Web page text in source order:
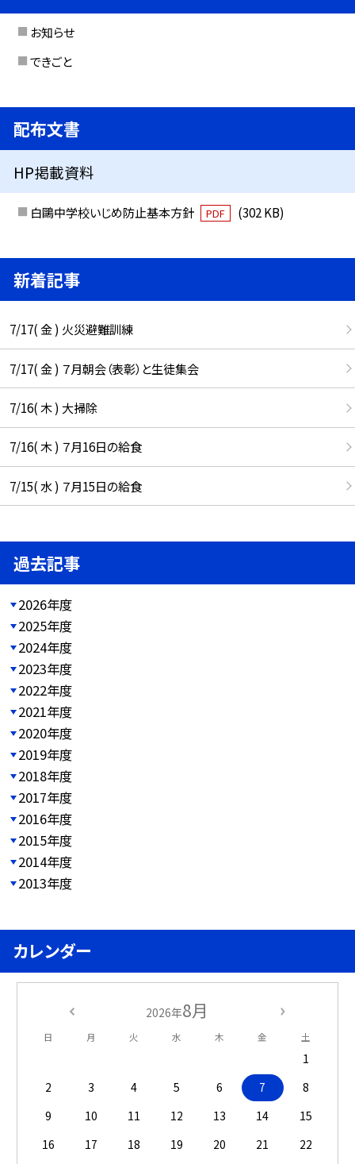
お知らせ
できごと
配布文書
HP掲載資料
白鷗中学校いじめ防止基本方針 PDF (302 KB)
新着記事
7/17( 金 ) 火災避難訓練
7/17( 金 ) ７月朝会（表彰）と生徒集会
7/16( 木 ) 大掃除
7/16( 木 ) ７月16日の給食
7/15( 水 ) ７月15日の給食
過去記事
2026年度
2025年度
2024年度
2023年度
2022年度
2021年度
2020年度
2019年度
2018年度
2017年度
2016年度
2015年度
2014年度
2013年度
カレンダー
2026年8月
日 月 火 水 木 金 土
1
2
3 4 5 6 7
8
9
10 11 12 13 14
15
16
17 18 19 20 21
22